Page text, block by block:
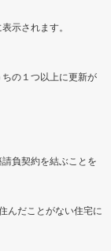
示されます。
の１つ以上に更新が
負契約を結ぶことを
んだことがない住宅に